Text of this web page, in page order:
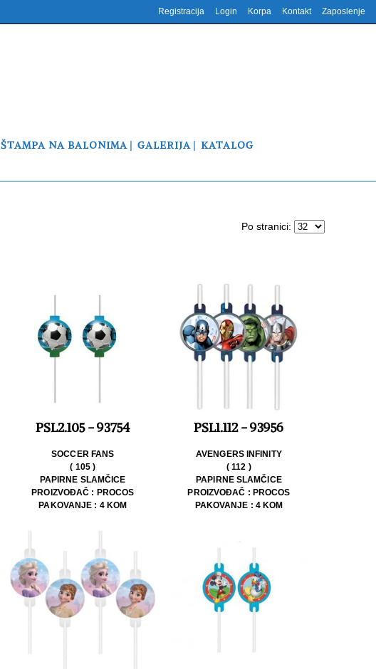
Registracija Login Korpa Kontakt Zaposlenje
ŠTAMPA NA BALONIMA GALERIJA KATALOG
Po stranici:
PSL2.105 - 93754
SOCCER FANS
( 105 )
PAPIRNE SLAMČICE
PROIZVOĐAČ : PROCOS
PAKOVANJE : 4 KOM
PSL1.112 - 93956
AVENGERS INFINITY
( 112 )
PAPIRNE SLAMČICE
PROIZVOĐAČ : PROCOS
PAKOVANJE : 4 KOM